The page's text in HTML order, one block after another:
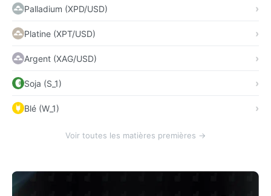
Palladium (XPD/USD)
Platine (XPT/USD)
Argent (XAG/USD)
Soja (S_1)
Blé (W_1)
Voir toutes les matières premières →